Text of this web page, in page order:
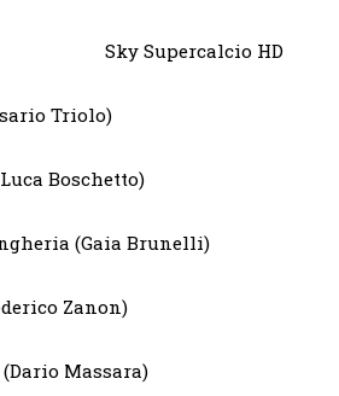
Supercalcio HD
Triolo)
Boschetto)
(Gaia Brunelli)
Zanon)
Massara)